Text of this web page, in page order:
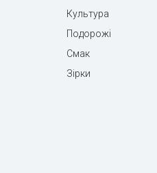
Культура
Подорожі
Смак
Зірки